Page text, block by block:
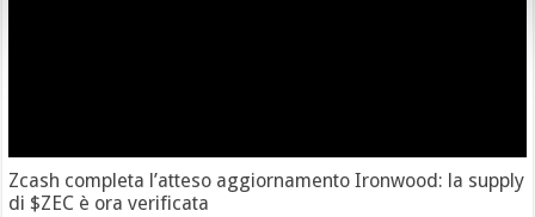
Zcash completa l’atteso aggiornamento Ironwood: la supply
di $ZEC è ora verificata